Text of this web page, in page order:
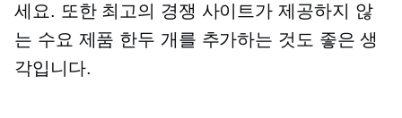
세요. 또한 최고의 경쟁 사이트가 제공하지 않
는 수요 제품 한두 개를 추가하는 것도 좋은 생
각입니다.